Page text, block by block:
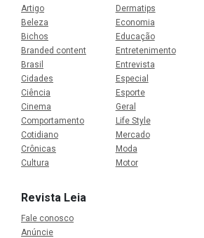
Artigo
Beleza
Bichos
Branded content
Brasil
Cidades
Ciência
Cinema
Comportamento
Cotidiano
Crônicas
Cultura
Dermatips
Economia
Educação
Entretenimento
Entrevista
Especial
Esporte
Geral
Life Style
Mercado
Moda
Motor
Revista Leia
Fale conosco
Anúncie